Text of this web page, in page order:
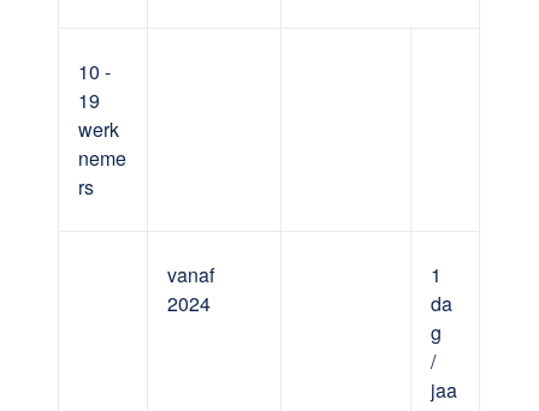
10 -
19
werk
neme
rs
vanaf
2024
1
da
g
/
jaa